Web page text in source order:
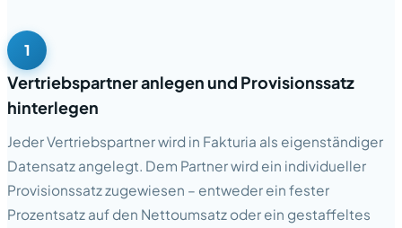
1
Vertriebspartner anlegen und Provisionssatz
hinterlegen
Jeder Vertriebspartner wird in Fakturia als eigenständiger
Datensatz angelegt. Dem Partner wird ein individueller
Provisionssatz zugewiesen – entweder ein fester
Prozentsatz auf den Nettoumsatz oder ein gestaffeltes